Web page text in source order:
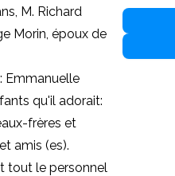
M. Richard
Morin, époux de
Emmanuelle
qu'il adorait:
frères et
amis (es).
tout le personnel